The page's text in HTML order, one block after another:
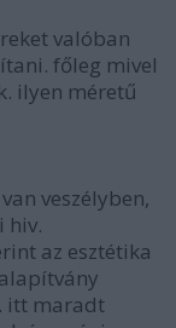
valóban
főleg mivel
ilyen méretű
veszélyben,
hiv.
az esztétika
itt maradt